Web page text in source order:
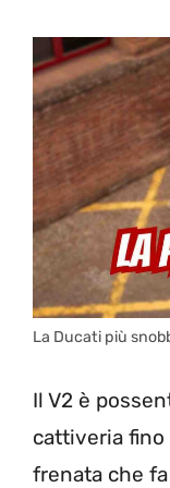
La Ducati più
Il V2 è
cattiveria fino
frenata che